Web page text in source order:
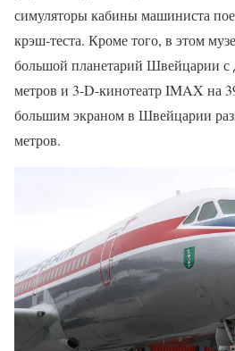
симуляторы кабины машиниста
крэш-теста. Кроме того, в этом
большой планетарий Швейцарии с
метров и 3-D-кинотеатр IMAX на
большим экраном в Швейцарии
метров.